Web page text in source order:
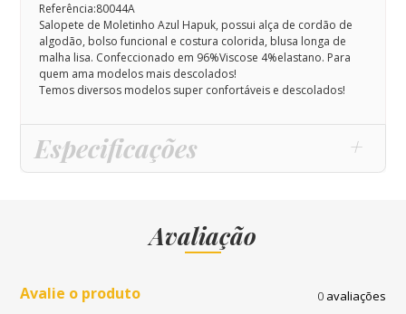
Referência:80044A
Salopete de Moletinho Azul Hapuk, possui alça de cordão de
algodão, bolso funcional e costura colorida, blusa longa de
malha lisa. Confeccionado em 96%Viscose 4%elastano. Para
quem ama modelos mais descolados!
Temos diversos modelos super confortáveis e descolados!
Especificações
Avaliação
Avalie o produto 0avaliações